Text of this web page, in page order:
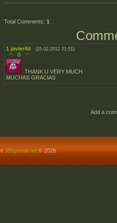
Total Comments: 1
1 javier4d (25.02.2012 21:51)
0
THANK U VERY MUCH
MUCHAS GRACIAS
Add a
3Dsportal.net © 2026